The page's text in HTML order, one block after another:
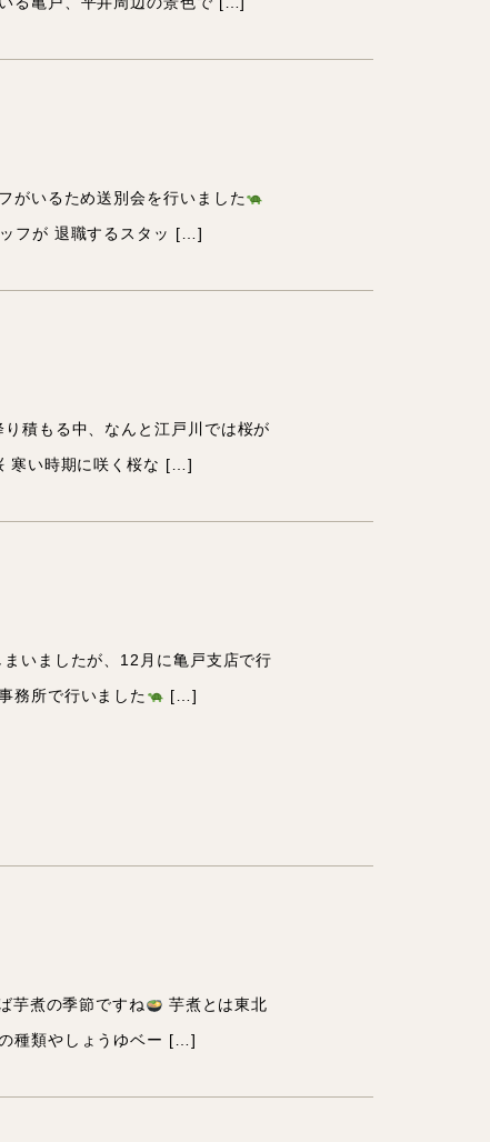
人事
がいるため送別会を行いました
フが 退職するスタッ […]
積もる中、なんと江戸川では桜が
寒い時期に咲く桜な […]
いましたが、12月に亀戸支店で行
務所で行いました
[…]
芋煮の季節ですね
芋煮とは東北
種類やしょうゆベー […]